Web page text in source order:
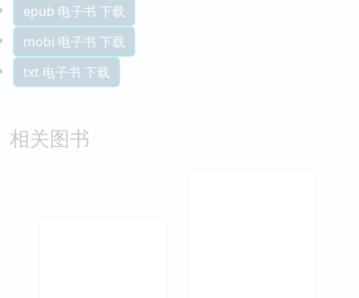
epub 电子书 下载
mobi 电子书 下载
txt 电子书 下载
相关图书